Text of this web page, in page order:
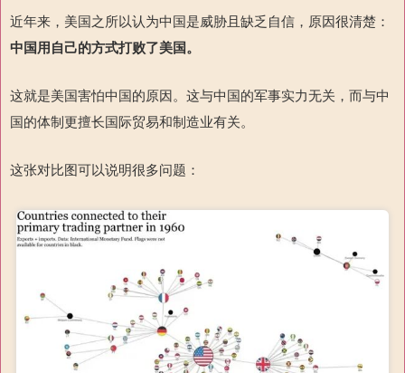
近年来，美国之所以认为中国是威胁且缺乏自信，原因很清楚：
中国用自己的方式打败了美国。
这就是美国害怕中国的原因。这与中国的军事实力无关，而与中
国的体制更擅长国际贸易和制造业有关。
这张对比图可以说明很多问题：